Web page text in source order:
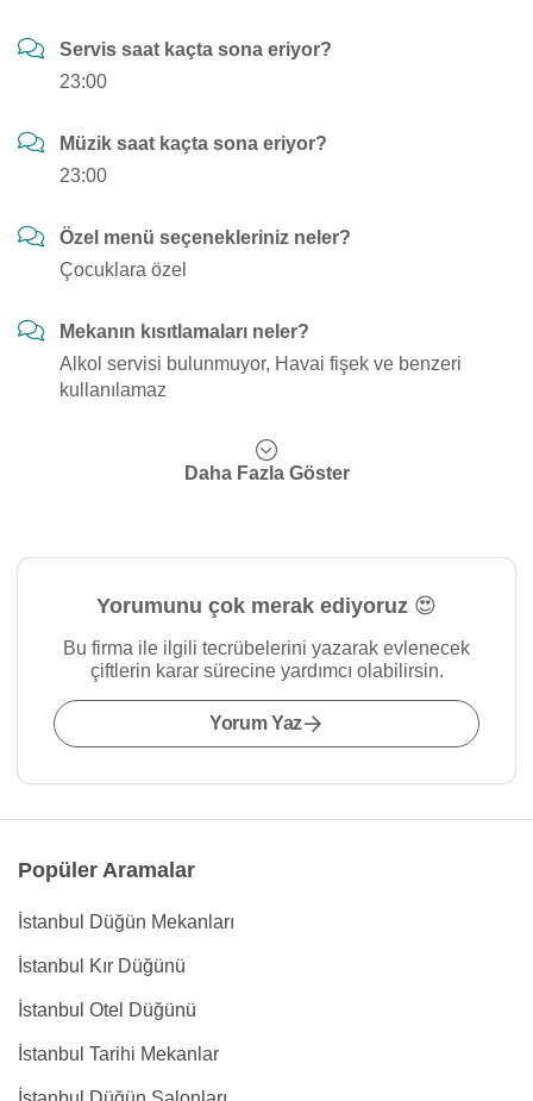
Servis saat kaçta sona eriyor?
23:00
Müzik saat kaçta sona eriyor?
23:00
Özel menü seçenekleriniz neler?
Çocuklara özel
Mekanın kısıtlamaları neler?
Alkol servisi bulunmuyor, Havai fişek ve benzeri
kullanılamaz
Daha Fazla Göster
Yorumunu çok merak ediyoruz 😍
Bu firma ile ilgili tecrübelerini yazarak evlenecek
çiftlerin karar sürecine yardımcı olabilirsin.
Yorum Yaz
Popüler Aramalar
İstanbul Düğün Mekanları
İstanbul Kır Düğünü
İstanbul Otel Düğünü
İstanbul Tarihi Mekanlar